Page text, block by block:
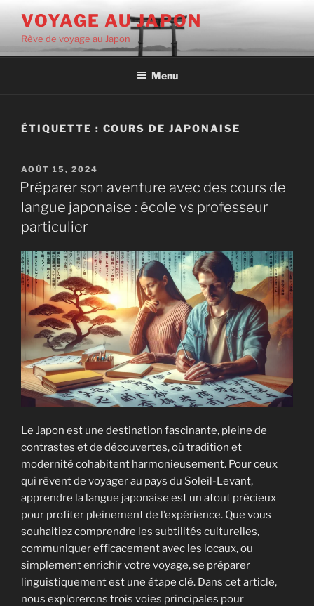
contenu
principal
VOYAGE AU JAPON
Rêve de voyage au Japon
Menu
ÉTIQUETTE : COURS DE JAPONAISE
PUBLIÉ
LE
AOÛT 15, 2024
Préparer son aventure avec des cours de
langue japonaise : école vs professeur
particulier
Le Japon est une destination fascinante, pleine de
contrastes et de découvertes, où tradition et
modernité cohabitent harmonieusement. Pour ceux
qui rêvent de voyager au pays du Soleil-Levant,
apprendre la langue japonaise est un atout précieux
pour profiter pleinement de l’expérience. Que vous
souhaitiez comprendre les subtilités culturelles,
communiquer efficacement avec les locaux, ou
simplement enrichir votre voyage, se préparer
linguistiquement est une étape clé. Dans cet article,
nous explorerons trois voies principales pour